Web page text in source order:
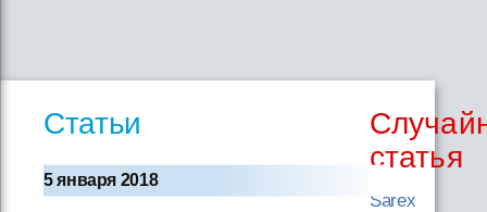
Статьи
5 января 2018
статья
Sarex